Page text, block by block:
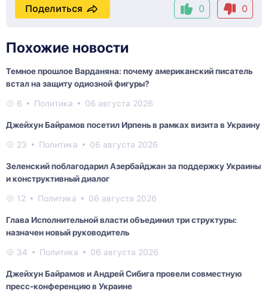
0 0
Поделиться
Похожие новости
Темное прошлое Варданяна: почему американский писатель
встал на защиту одиозной фигуры?
6 Политика 06 августа 2026
Джейхун Байрамов посетил Ирпень в рамках визита в Украину
23 Политика 06 августа 2026
Зеленский поблагодарил Азербайджан за поддержку Украины
и конструктивный диалог
12 Политика 06 августа 2026
Глава Исполнительной власти объединил три структуры:
назначен новый руководитель
34 Политика 06 августа 2026
Джейхун Байрамов и Андрей Сибига провели совместную
пресс-конференцию в Украине